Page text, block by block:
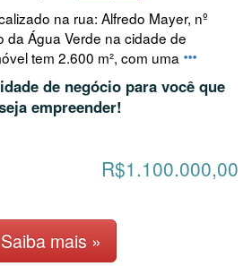
na rua: Alfredo Mayer, nº
da Água Verde na cidade de
tem 2.600 m², com uma
de negócio para você que
empreender!
R$1.100.000,00
Saiba mais »